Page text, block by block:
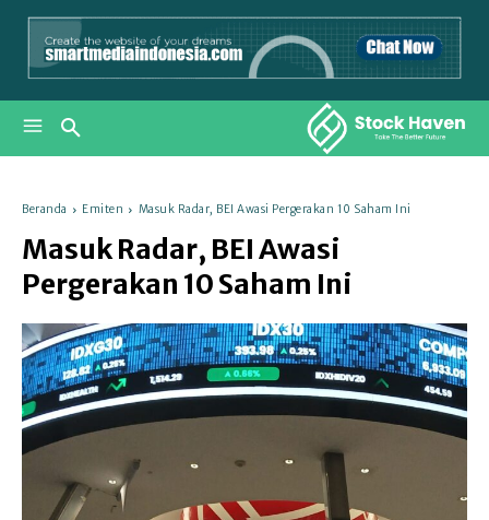
Beranda Emiten Masuk Radar, BEI Awasi Pergerakan 10 Saham Ini
Masuk Radar, BEI Awasi
Pergerakan 10 Saham Ini